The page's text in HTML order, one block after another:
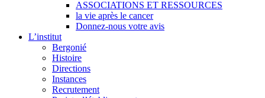
ASSOCIATIONS ET RESSOURCES
la vie après le cancer
Donnez-nous votre avis
L’institut
Bergonié
Histoire
Directions
Instances
Recrutement